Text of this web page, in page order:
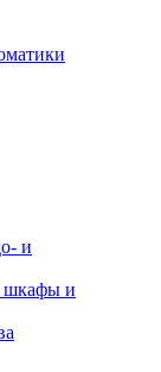
и
шкафы и